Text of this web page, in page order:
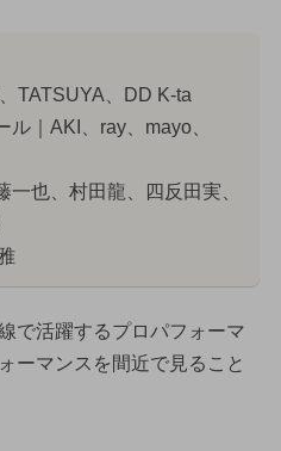
TATSUYA、DD K-ta
｜AKI、ray、mayo、
也、村田龍、四反田実、
で活躍するプロパフォーマ
ーマンスを間近で見ること